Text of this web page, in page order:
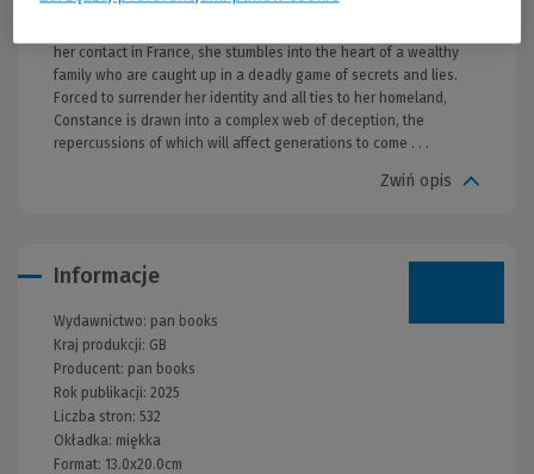
clerk for MI5, is drafted into a special operations team, arriving in
her contact in France, she stumbles into the heart of a wealthy
family who are caught up in a deadly game of secrets and lies.
Forced to surrender her identity and all ties to her homeland,
Constance is drawn into a complex web of deception, the
repercussions of which will affect generations to come . . .
Zwiń opis
Informacje
Wydawnictwo: pan books
Kraj produkcji: GB
Producent: pan books
Rok publikacji: 2025
Liczba stron: 532
Okładka: miękka
Format: 13.0x20.0cm